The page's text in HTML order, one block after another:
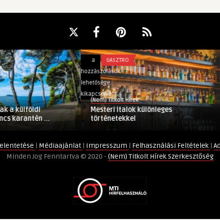
a külföldi
karantén ...
Mesteri
italok
különleges
történetekkel
bejegyzéshez
hozzászólások
lehetősége
kikapcsolva
GASZTRO
(Nem) Titkolt Hírek
Mesteri italok különleges
történetekkel
| Médiaajánlat | Impresszum | Felhasználási Feltételek |
Minden Jog Fenntartva © 2020 - (Nem) Titkolt Hírek Szerkesztőség